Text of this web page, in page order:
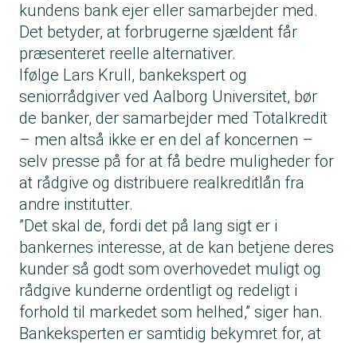
kundens bank ejer eller samarbejder med.
Det betyder, at forbrugerne sjældent får
præsenteret reelle alternativer.
Ifølge Lars Krull, bankekspert og
seniorrådgiver ved Aalborg Universitet, bør
de banker, der samarbejder med Totalkredit
– men altså ikke er en del af koncernen –
selv presse på for at få bedre muligheder for
at rådgive og distribuere realkreditlån fra
andre institutter.
”Det skal de, fordi det på lang sigt er i
bankernes interesse, at de kan betjene deres
kunder så godt som overhovedet muligt og
rådgive kunderne ordentligt og redeligt i
forhold til markedet som helhed,” siger han.
Bankeksperten er samtidig bekymret for, at